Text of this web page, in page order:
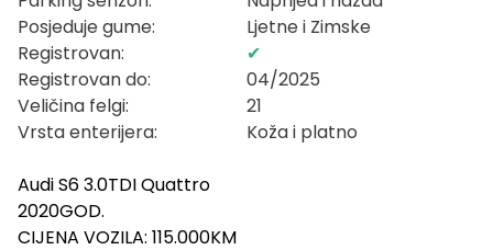
Posjeduje gume:
Ljetne i Zimske
Registrovan:
✔
Registrovan do:
04/2025
Veličina felgi:
21
Vrsta enterijera:
Koža i platno
Audi S6 3.0TDI Quattro
2020GOD.
CIJENA VOZILA: 115.000KM